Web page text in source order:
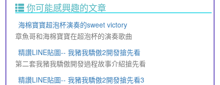
你可能感興趣的文章
海棉寶寶超泡杯演奏的sweet victory
章魚哥和海棉寶寶在超泡杯的演奏歌曲
精讚LINE貼圖-- 我豬我驕傲2開發搶先看
第二套我豬我驕傲開發過程故事介紹搶先看
精讚LINE貼圖-- 我豬我驕傲2開發搶先看3